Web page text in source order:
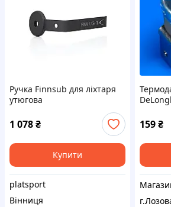
Ручка Finnsub для ліхтаря
утюгова
1 078₴
Купити
platsport
Вінниця
159₴